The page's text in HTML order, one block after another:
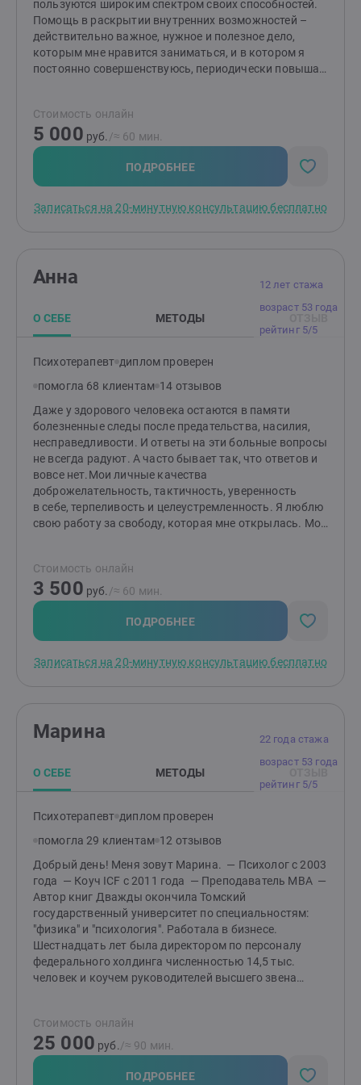
пользуются широким спектром своих способностей.
Помощь в раскрытии внутренних возможностей –
действительно важное, нужное и полезное дело,
которым мне нравится заниматься, и в котором я
постоянно совершенствуюсь, периодически повышая
способностям каждому, кто готов к
переменам);результат (вы сами заметите перемены,
если будете работать над собой);польза (вам
предоставляется не только возможность обрести
желаемое, но и возможность раскрыть собственный
уровень своего жизненного благополучия - то есть
Стоимость онлайн
5 000 руб. /≈ 60 мин.
ПОДРОБНЕЕ
Записаться на 20-минутную консультацию бесплатно
12 лет стажа
возраст 53 года
рейтинг 5/5
Анна
О СЕБЕ МЕТОДЫ
Психотерапевт диплом проверен
помогла 68 клиентам 14 отзывов
Даже у здорового человека остаются в памяти
болезненные следы после предательства, насилия,
несправедливости. И ответы на эти больные вопросы
не всегда радуют. А часто бывает так, что ответов и
вовсе нет.Мои личные качества
доброжелательность, тактичность, уверенность
в себе, терпеливость и целеустремленность. Я люблю
свою работу за свободу, которая мне открылась. Мой
время, как для экстренной психологической помощи
клиенту, так и для себя.Я закончила ВЭГУ.
Специальность: Психолог. Квалификация: Психолог,
преподаватель психологии. Обучалась в МГИ,
дополнительная специализация — гешталь терапевт.
проработала в школе педагогом психологом.
и групповой) терапии. Более 120 часов супервизий
и поддержка нужны прямо сейчас, независимо
от праздников, даты календаря и времени суток. Моя
себя.Консультирую русскоязычных с разных стран
Работаю как в очном режиме, так и с видео связью
в разных мессенджерах: WhatsApp, Zoom, Skype,
Telegram.
Стоимость онлайн
3 500 руб. /≈ 60 мин.
ПОДРОБНЕЕ
Записаться на 20-минутную консультацию бесплатно
22 года стажа
возраст 53 года
рейтинг 5/5
Марина
О СЕБЕ МЕТОДЫ
Психотерапевт диплом проверен
помогла 29 клиентам 12 отзывов
Добрый день! Меня зовут Марина. — Психолог с 2003
года — Коуч ICF c 2011 года — Преподаватель МВА —
Автор книг Дважды окончила Томский
государственный университет по специальностям:
"физика" и "психология". Работала в бизнесе.
Шестнадцать лет была директором по персоналу
федерального холдинга численностью 14,5 тыс.
человек и коучем руководителей высшего звена
автобиографическая. Психологические травмы,
полученные в детстве, привели меня в психологию и
коучинг, заставили работать над собой, учиться,
изменяться, чтобы почувствовать радость бытия и
Стоимость онлайн
25 000 руб./≈ 90 мин.
ПОДРОБНЕЕ